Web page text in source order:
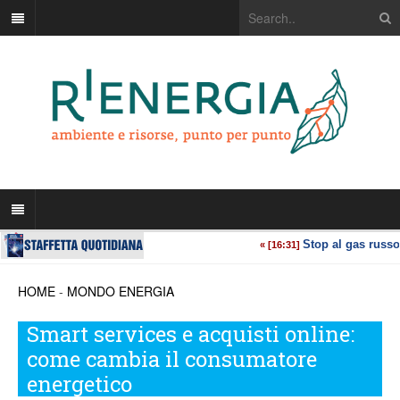
HOME - MONDO ENERGIA
Smart services e acquisti online:
come cambia il consumatore
energetico